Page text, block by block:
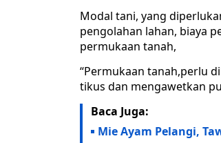
Modal tani, yang
pengolahan lahan, biaya
permukaan tanah,
“Permukaan tanah,perlu
tikus dan mengawetkan
Baca Juga:
Mie Ayam Pelangi,